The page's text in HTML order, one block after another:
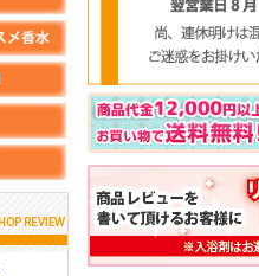
しらすさん